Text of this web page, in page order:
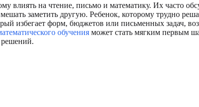
влиять на чтение, письмо и математику. Их часто
заметить другую. Ребенок, которому трудно
избегает форм, бюджетов или письменных задач,
обучения может стать мягким первым
решений.